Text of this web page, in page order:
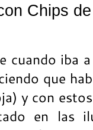
Chips
cuando iba
que
y con
en las